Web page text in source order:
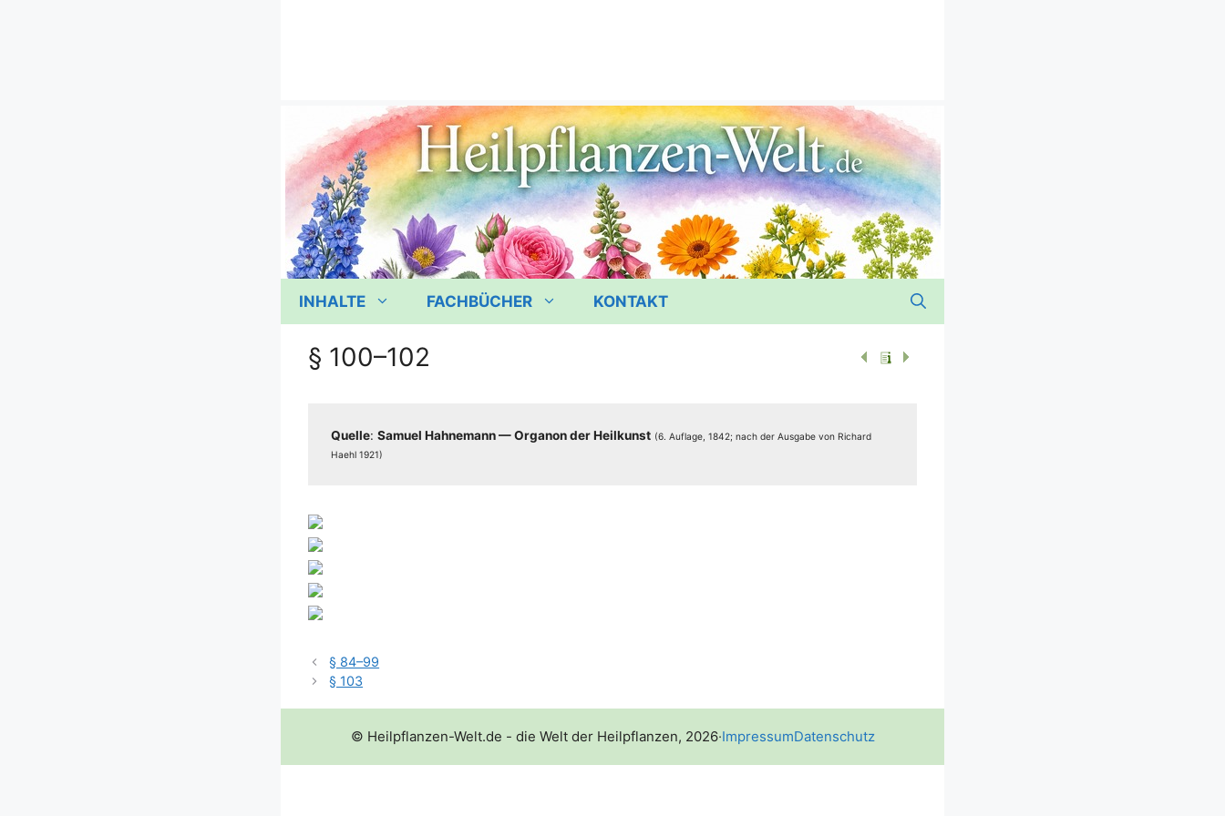
INHALTE FACHBÜCHER KONTAKT
§ 100–102
Quel­le: Samu­el Hah­ne­mann — Orga­non der Heil­kunst (6. Auf­la­ge, 1842; nach der Aus­ga­be von Richard
Haehl 1921)
§ 84–99
§ 103
© Heilpflanzen-Welt.de - die Welt der Heilpflanzen, 2026·ImpressumDatenschutz